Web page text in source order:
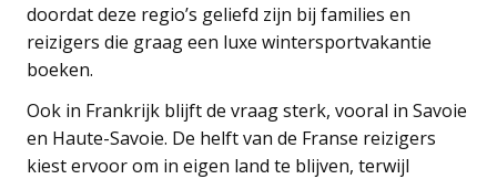
doordat deze regio’s geliefd zijn bij families en
reizigers die graag een luxe wintersportvakantie
boeken.
Ook in Frankrijk blijft de vraag sterk, vooral in Savoie
en Haute-Savoie. De helft van de Franse reizigers
kiest ervoor om in eigen land te blijven, terwijl